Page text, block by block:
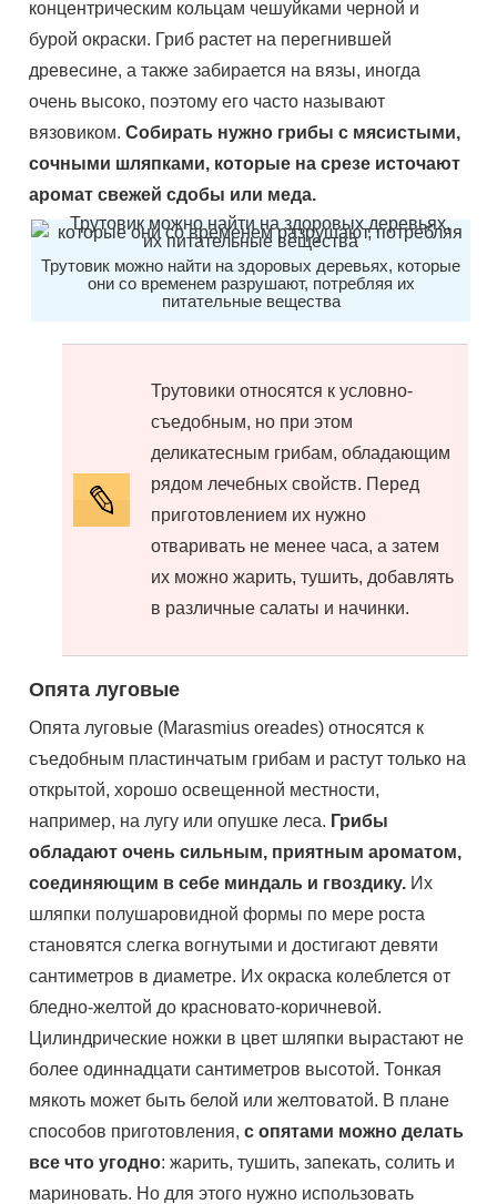
концентрическим кольцам чешуйками черной и
бурой окраски. Гриб растет на перегнившей
древесине, а также забирается на вязы, иногда
очень высоко, поэтому его часто называют
вязовиком.Собирать нужно грибы с мясистыми,
сочными шляпками, которые на срезе источают
аромат свежей сдобы или меда.
Трутовик можно найти на здоровых деревьях, которые
они со временем разрушают, потребляя их
питательные вещества
Трутовики относятся к условно-
съедобным, но при этом
деликатесным грибам, обладающим
рядом лечебных свойств. Перед
приготовлением их нужно
отваривать не менее часа, а затем
их можно жарить, тушить, добавлять
в различные салаты и начинки.
Опята луговые
Опята луговые (Marasmius oreades) относятся к
съедобным пластинчатым грибам и растут только на
открытой, хорошо освещенной местности,
например, на лугу или опушке леса. Грибы
обладают очень сильным, приятным ароматом,
соединяющим в себе миндаль и гвоздику. Их
шляпки полушаровидной формы по мере роста
становятся слегка вогнутыми и достигают девяти
сантиметров в диаметре. Их окраска колеблется от
бледно-желтой до красновато-коричневой.
Цилиндрические ножки в цвет шляпки вырастают не
более одиннадцати сантиметров высотой. Тонкая
мякоть может быть белой или желтоватой. В плане
способов приготовления, с опятами можно делать
все что угодно: жарить, тушить, запекать, солить и
мариновать. Но для этого нужно использовать